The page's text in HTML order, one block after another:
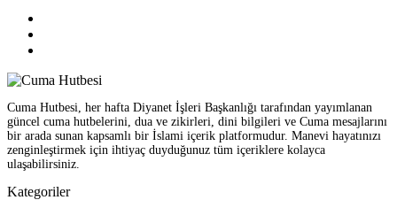
Cuma Hutbesi, her hafta Diyanet İşleri Başkanlığı tarafından yayımlanan
güncel cuma hutbelerini, dua ve zikirleri, dini bilgileri ve Cuma mesajlarını
bir arada sunan kapsamlı bir İslami içerik platformudur. Manevi hayatınızı
zenginleştirmek için ihtiyaç duyduğunuz tüm içeriklere kolayca
ulaşabilirsiniz.
Kategoriler